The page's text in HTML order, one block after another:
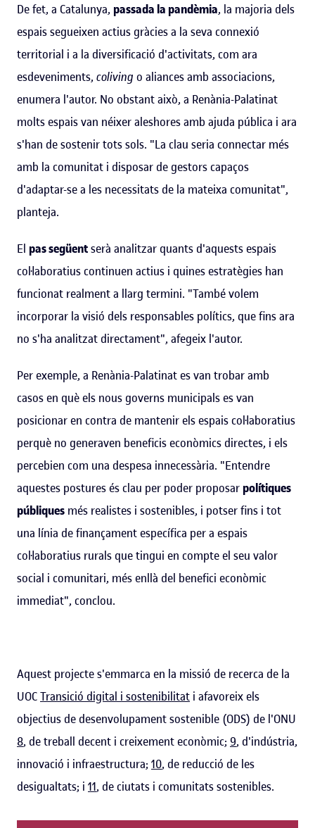
De fet, a Catalunya, passada la pandèmia, la majoria dels
espais segueixen actius gràcies a la seva connexió
territorial i a la diversificació d'activitats, com ara
esdeveniments, coliving o aliances amb associacions,
enumera l'autor. No obstant això, a Renània-Palatinat
molts espais van néixer aleshores amb ajuda pública i ara
s'han de sostenir tots sols. "La clau seria connectar més
amb la comunitat i disposar de gestors capaços
d'adaptar-se a les necessitats de la mateixa comunitat",
planteja.
El pas següentserà analitzar quants d'aquests espais
col·laboratius continuen actius i quines estratègies han
funcionat realment a llarg termini. "També volem
incorporar la visió dels responsables polítics, que fins ara
no s'ha analitzat directament", afegeix l'autor.
Per exemple, a Renània-Palatinat es van trobar amb
casos en què els nous governs municipals es van
posicionar en contra de mantenir els espais col·laboratius
perquè no generaven beneficis econòmics directes, i els
percebien com una despesa innecessària. "Entendre
aquestes postures és clau per poder proposar polítiques
públiques més realistes i sostenibles, i potser fins i tot
una línia de finançament específica per a espais
col·laboratius rurals que tingui en compte el seu valor
social i comunitari, més enllà del benefici econòmic
immediat", conclou.
Aquest projecte s'emmarca en la missió de recerca de la
UOCTransició digital i sostenibilitat i afavoreix els
objectius de desenvolupament sostenible (ODS) de l'ONU
8, de treball decent i creixement econòmic; 9, d'indústria,
innovació i infraestructura; 10, de reducció de les
desigualtats; i 11, de ciutats i comunitats sostenibles.